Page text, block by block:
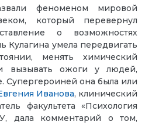
феноменом мировой
который перевернул
о возможностях
Кулагина умела передвигать
менять химический
вызывать ожоги у людей,
Супергероиней она была или
Иванова, клинический
факультета «Психология
дала комментарий о том,